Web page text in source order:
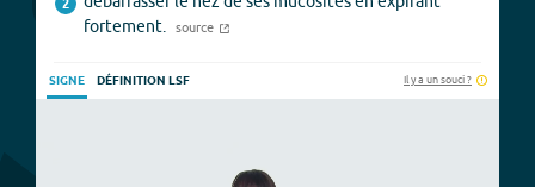
2
fortement.
source
SIGNE DÉFINITION LSF Il y a un souci ?